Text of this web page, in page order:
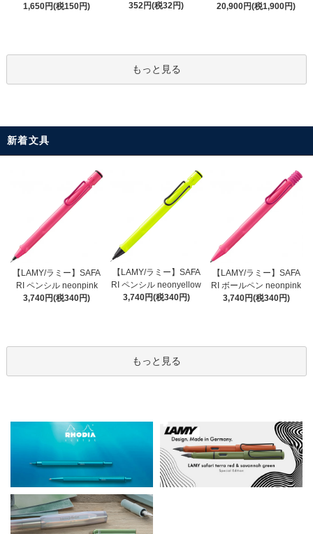
1,650円(税150円)
352円(税32円)
20,900円(税1,900円)
もっと見る
新着文具
【LAMY/ラミー】SAFA
RI ペンシル neonpink
3,740円(税340円)
【LAMY/ラミー】SAFA
RI ペンシル neonyellow
3,740円(税340円)
【LAMY/ラミー】SAFA
RI ボールペン neonpink
3,740円(税340円)
もっと見る